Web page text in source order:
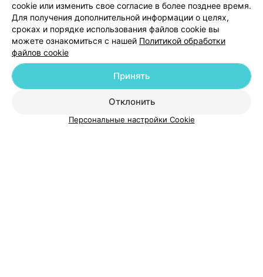
Добавить специалиста
Медицинский маркетинг
Публичный договор
Пользовательское соглашение
Способы оплаты
cookie или изменить свое согласие в более позднее время.
Для получения дополнительной информации о целях,
сроках и порядке использования файлов cookie вы
можете ознакомиться с нашей Политикой обработки
файлов cookie
Отклонить
Принять
Персональные настройки Cookie